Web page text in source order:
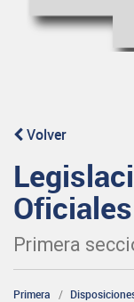
Volver
Oficiales
Primera
Primera